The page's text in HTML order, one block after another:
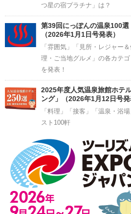
つ星の宿プラチナ」は？
第39回にっぽんの温泉100選
（2026年1月1日号発表）
「雰囲気」「見所・レジャー
理・ご当地グルメ」の各カテ
を発表！
2025年度人気温泉旅館ホテ
ング」（2026年1月12日号発
「料理」「接客」「温泉・浴
スト100軒